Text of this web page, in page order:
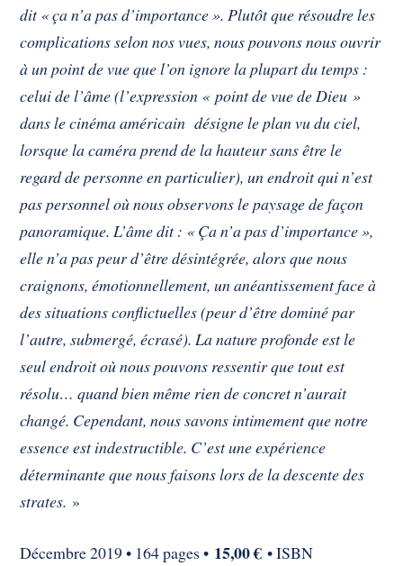
dit « ça n’a pas d’importance ». Plutôt que résoudre les
complications selon nos vues, nous pouvons nous ouvrir
à un point de vue que l’on ignore la plupart du temps :
celui de l’âme (l’expression « point de vue de Dieu »
dans le cinéma américain désigne le plan vu du ciel,
lorsque la caméra prend de la hauteur sans être le
regard de personne en particulier), un endroit qui n’est
pas personnel où nous observons le paysage de façon
panoramique. L’âme dit : « Ça n’a pas d’importance »,
elle n’a pas peur d’être désintégrée, alors que nous
craignons, émotionnellement, un anéantissement face à
des situations conflictuelles (peur d’être dominé par
l’autre, submergé, écrasé). La nature profonde est le
seul endroit où nous pouvons ressentir que tout est
résolu… quand bien même rien de concret n’aurait
changé. Cependant, nous savons intimement que notre
essence est indestructible. C’est une expérience
déterminante que nous faisons lors de la descente des
strates. »
Décembre 2019 • 164 pages • 15,00 € • ISBN